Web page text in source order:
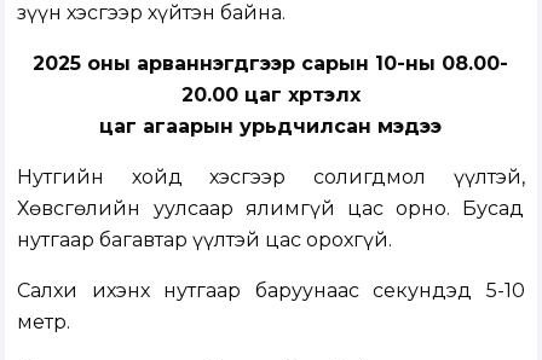
зүүн хэсгээр хүйтэн байна.
2025 оны арваннэгдүгээр сарын 10-ны 08.00-
20.00 цаг хүртэлх
цаг агаарын урьдчилсан мэдээ
Нутгийн хойд хэсгээр солигдмол үүлтэй,
Хөвсгөлийн уулсаар ялимгүй цас орно. Бусад
нутгаар багавтар үүлтэй цас орохгүй.
Салхи ихэнх нутгаар баруунаас секундэд 5-10
метр.